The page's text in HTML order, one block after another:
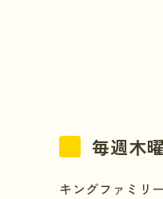
毎週木
キングファミリ